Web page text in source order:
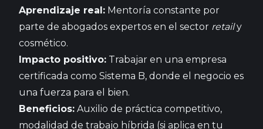
Aprendizaje real: Mentoría constante por
parte de abogados expertos en el sector retaily
cosmético.
Impacto positivo: Trabajar en una empresa
certificada como Sistema B, donde el negocio es
una fuerza para el bien.
Beneficios: Auxilio de práctica competitivo,
modalidad de trabajo híbrida (si aplica en tu